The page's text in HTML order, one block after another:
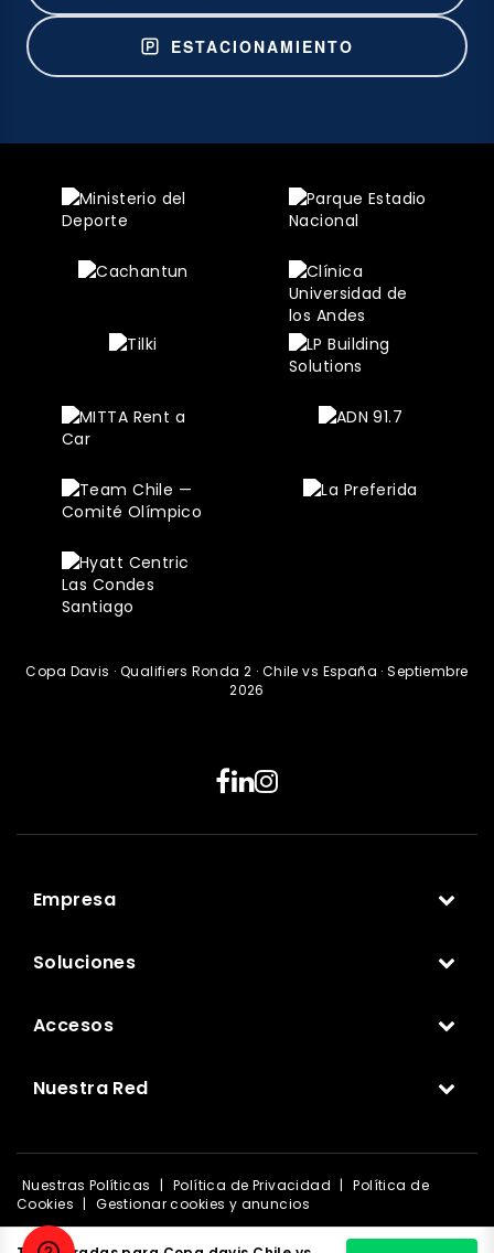
ESTACIONAMIENTO
Copa Davis · Qualifiers Ronda 2 · Chile vs España · Septiembre
2026
Empresa
Soluciones
Accesos
Nuestra Red
Nuestras Políticas | Política de Privacidad |
Política de
Cookies |
Gestionar cookies y anuncios
© 1999-2025 Ticketplus. Todos los derechos reservados.